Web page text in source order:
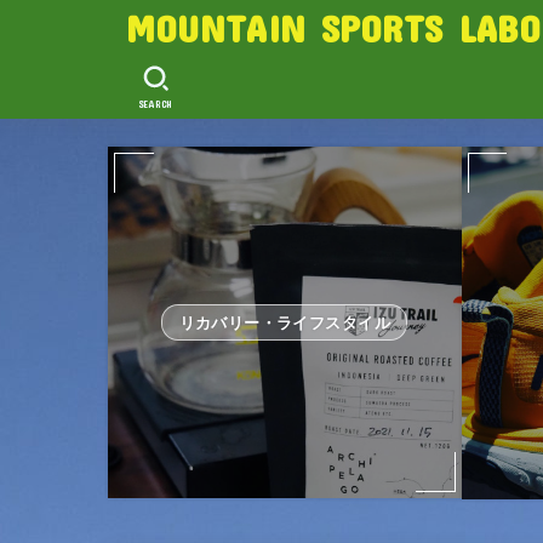
MOUNTAIN SPORTS LABO
SEARCH
リカバリー・ライフスタイル